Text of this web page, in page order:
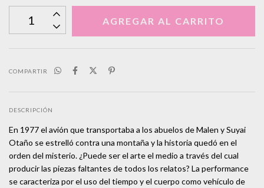
COMPARTIR
DESCRIPCIÓN
En 1977 el avión que transportaba a los abuelos de Malen y Suyai
Otaño se estrelló contra una montaña y la historia quedó en el
orden del misterio. ¿Puede ser el arte el medio a través del cual
producir las piezas faltantes de todos los relatos? La performance
se caracteriza por el uso del tiempo y el cuerpo como vehículo de